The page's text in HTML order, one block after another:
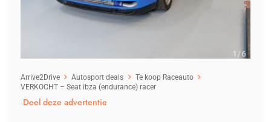
1 /6
Arrive2Drive Autosport deals
Te koop Raceauto
VERKOCHT – Seat ibza (endurance) racer
Deel deze advertentie